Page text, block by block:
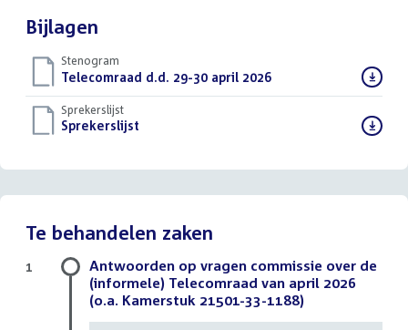
Bijlagen
Stenogram
Download
bestand:
Telecomraad d.d. 29-30 april 2026()
Sprekerslijst
Download
Sprekerslijst
Te behandelen zaken
Antwoorden op vragen commissie over de
(informele) Telecomraad van april 2026
(o.a. Kamerstuk 21501-33-1188)
1